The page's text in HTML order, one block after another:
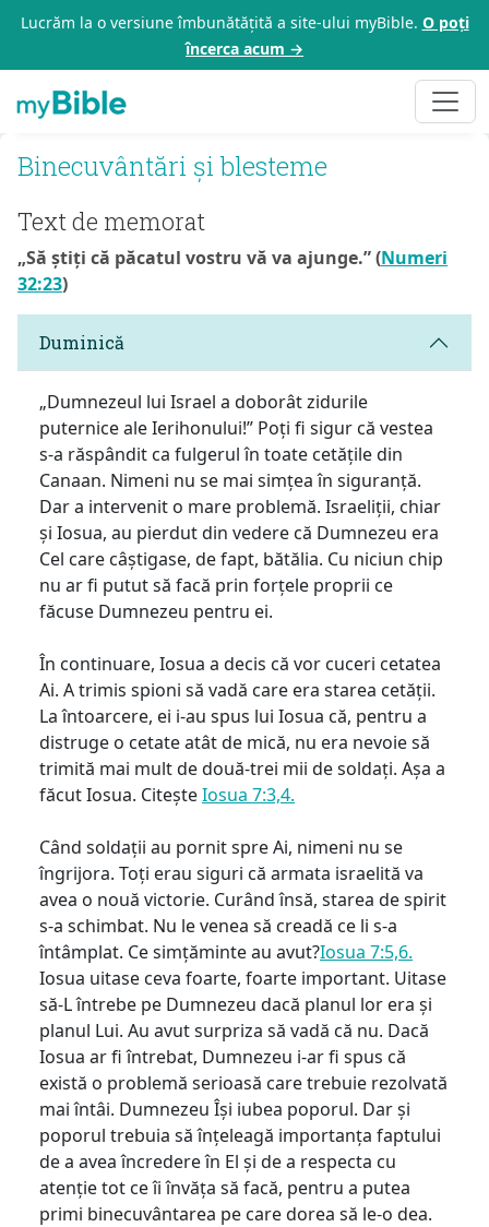
Lucrăm la o versiune îmbunătățită a site-ului myBible. O poți
încerca acum →
Binecuvântări și blesteme
Text de memorat
„Să știți că păcatul vostru vă va ajunge.” (Numeri
32:23)
Duminică
„Dumnezeul lui Israel a doborât zidurile
puternice ale Ierihonului!” Poți fi sigur că vestea
s-a răspândit ca fulgerul în toate cetățile din
Canaan. Nimeni nu se mai simțea în siguranță.
Dar a intervenit o mare problemă. Israeliții, chiar
și Iosua, au pierdut din vedere că Dumnezeu era
Cel care câștigase, de fapt, bătălia. Cu niciun chip
nu ar fi putut să facă prin forțele proprii ce
făcuse Dumnezeu pentru ei.
În continuare, Iosua a decis că vor cuceri cetatea
Ai. A trimis spioni să vadă care era starea cetății.
La întoarcere, ei i-au spus lui Iosua că, pentru a
distruge o cetate atât de mică, nu era nevoie să
trimită mai mult de două-trei mii de soldați. Așa a
făcut Iosua. CiteșteIosua 7:3,4.
Când soldații au pornit spre Ai, nimeni nu se
îngrijora. Toți erau siguri că armata israelită va
avea o nouă victorie. Curând însă, starea de spirit
s-a schimbat. Nu le venea să creadă ce li s-a
întâmplat. Ce simțăminte au avut?Iosua 7:5,6.
Iosua uitase ceva foarte, foarte important. Uitase
să-L întrebe pe Dumnezeu dacă planul lor era și
planul Lui. Au avut surpriza să vadă că nu. Dacă
Iosua ar fi întrebat, Dumnezeu i-ar fi spus că
există o problemă serioasă care trebuie rezolvată
mai întâi. Dumnezeu Își iubea poporul. Dar și
poporul trebuia să înțeleagă importanța faptului
de a avea încredere în El și de a respecta cu
atenție tot ce îi învăța să facă, pentru a putea
primi binecuvântarea pe care dorea să le-o dea.